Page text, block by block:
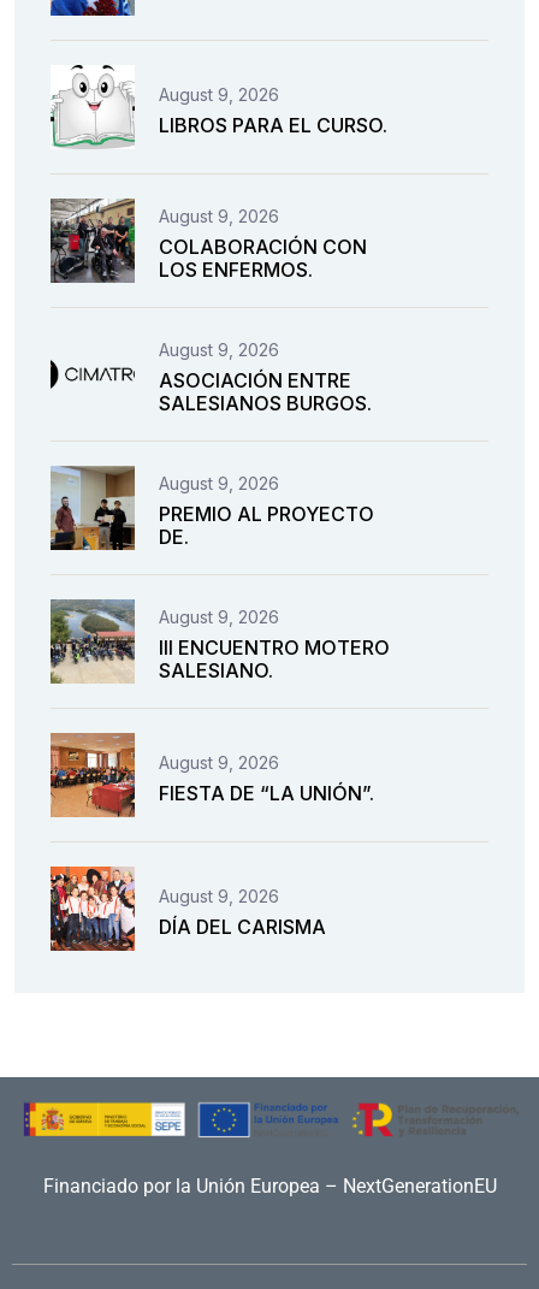
August 9, 2026
LIBROS PARA EL CURSO.
August 9, 2026
COLABORACIÓN CON
LOS ENFERMOS.
August 9, 2026
ASOCIACIÓN ENTRE
SALESIANOS BURGOS.
August 9, 2026
PREMIO AL PROYECTO
DE.
August 9, 2026
III ENCUENTRO MOTERO
SALESIANO.
August 9, 2026
FIESTA DE “LA UNIÓN”.
August 9, 2026
DÍA DEL CARISMA
Financiado por la Unión Europea – NextGenerationEU